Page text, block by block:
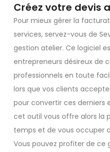
Créez votre devis
Pour mieux gérer la
services, servez-vous de
gestion atelier. Ce logiciel
entrepreneurs désireux de
professionnels en toute
lors que vos clients
pour convertir ces derniers
cet outil vous offre alors la
temps et de vous occuper
Vous pouvez profiter de ce